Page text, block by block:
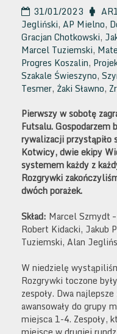
31/01/2023
Jegliński, AP Mielno,
Gracjan Chotkowski,
Marcel Tuziemski,
Progres Koszalin,
Szakale Świeszyno,
Tesmer, Żaki Sławno,
Pierwszy w sobotę
Futsalu. Gospodarzem
rywalizacji przystąpiło
Kotwicy, dwie ekipy
systemem każdy z
Rozgrywki
dwóch porażek.
Skład: Marcel Szmydt
Robert Kidacki, Jakub
Tuziemski, Alan
W niedzielę
Rozgrywki toczone
zespoły. Dwa
awansowały do grupy
miejsca 1-4. Zespoły,